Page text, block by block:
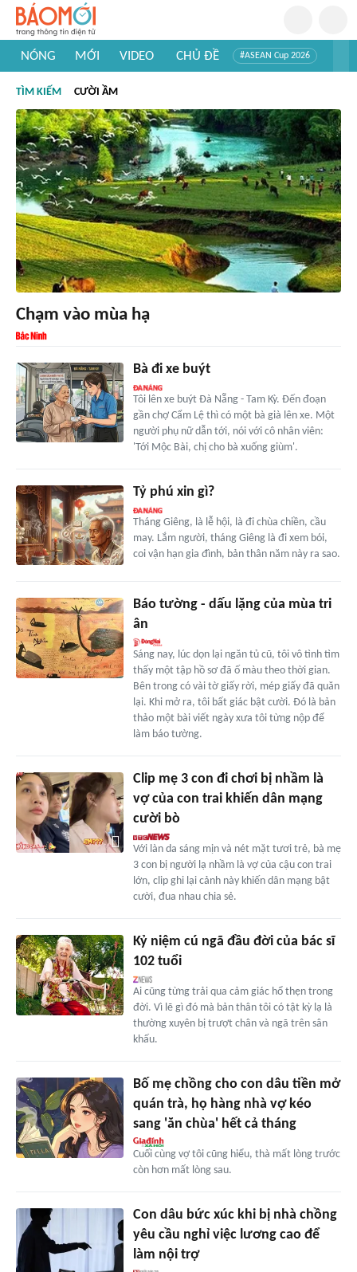
NÓNG MỚI VIDEO CHỦ ĐỀ #ASEAN Cup 2026
#Khám phá thế giới
TÌM KIẾM CƯỜI ẦM
Chạm vào mùa hạ
Bà đi xe buýt
Tôi lên xe buýt Đà Nẵng - Tam Kỳ. Đến đoạn
gần chợ Cẩm Lệ thì có một bà già lên xe. Một
người phụ nữ dẫn tới, nói với cô nhân viên:
'Tới Mộc Bài, chị cho bà xuống giùm'.
Tỷ phú xin gì?
Tháng Giêng, là lễ hội, là đi chùa chiền, cầu
may. Lắm người, tháng Giêng là đi xem bói,
coi vận hạn gia đình, bản thân năm này ra sao.
Báo tường - dấu lặng của mùa tri
ân
Sáng nay, lúc dọn lại ngăn tủ cũ, tôi vô tình tìm
thấy một tập hồ sơ đã ố màu theo thời gian.
Bên trong có vài tờ giấy rời, mép giấy đã quăn
lại. Khi mở ra, tôi bất giác bật cười. Đó là bản
thảo một bài viết ngày xưa tôi từng nộp để
làm báo tường.
Clip mẹ 3 con đi chơi bị nhầm là
vợ của con trai khiến dân mạng
cười bò
Với làn da sáng mịn và nét mặt tươi trẻ, bà mẹ
3 con bị người lạ nhầm là vợ của cậu con trai
lớn, clip ghi lại cảnh này khiến dân mạng bật
cười, đua nhau chia sẻ.
Kỷ niệm cú ngã đầu đời của bác sĩ
102 tuổi
Ai cũng từng trải qua cảm giác hổ thẹn trong
đời. Vì lẽ gì đó mà bản thân tôi có tật kỳ lạ là
thường xuyên bị trượt chân và ngã trên sân
khấu.
Bố mẹ chồng cho con dâu tiền mở
quán trà, họ hàng nhà vợ kéo
sang 'ăn chùa' hết cả tháng
Cuối cùng vợ tôi cũng hiểu, thà mất lòng trước
còn hơn mất lòng sau.
Con dâu bức xúc khi bị nhà chồng
yêu cầu nghỉ việc lương cao để
làm nội trợ